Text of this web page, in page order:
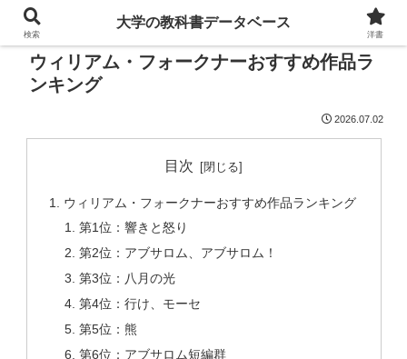
ウィリアム・フォークナーおすすめ作品ラ
ンキング
2026.07.02
目次
ウィリアム・フォークナーおすすめ作品ランキング
第1位：響きと怒り
第2位：アブサロム、アブサロム！
第3位：八月の光
第4位：行け、モーセ
第5位：熊
第6位：アブサロム短編群
検索
大学の教科書データベース
洋書